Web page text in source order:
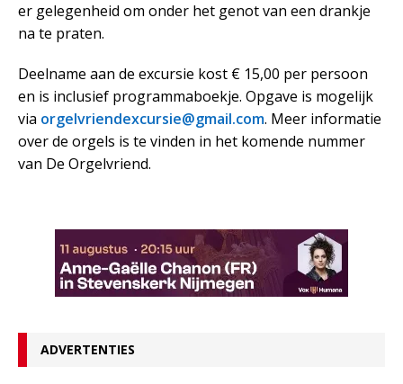
er gelegenheid om onder het genot van een drankje
na te praten.
Deelname aan de excursie kost € 15,00 per persoon
en is inclusief programmaboekje. Opgave is mogelijk
via orgelvriendexcursie@gmail.com. Meer informatie
over de orgels is te vinden in het komende nummer
van De Orgelvriend.
ADVERTENTIES